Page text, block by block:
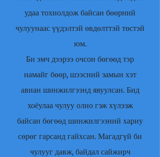
удаа тохиолдож байсан бөөрний
чулуунаас үүдэлтэй өвдөлттэй төстэй
юм.
Би эмч дээрээ очсон бөгөөд тэр
намайг бөөр, шээсний замын хэт
авиан шинжилгээнд явуулсан. Бид
хоёулаа чулуу олно гэж хүлээж
байсан бөгөөд шинжилгээний хариу
сөрөг гарсанд гайхсан. Магадгүй би
чулууг давж, байдал сайжирч